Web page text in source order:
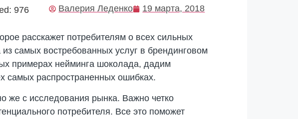
976 Валерия Леденко 19 марта, 2018
расскажет потребителям о всех сильных
самых востребованных услуг в брендинговом
примерах нейминга шоколада, дадим
самых распространенных ошибках.
же с исследования рынка. Важно четко
потребителя. Все это поможет